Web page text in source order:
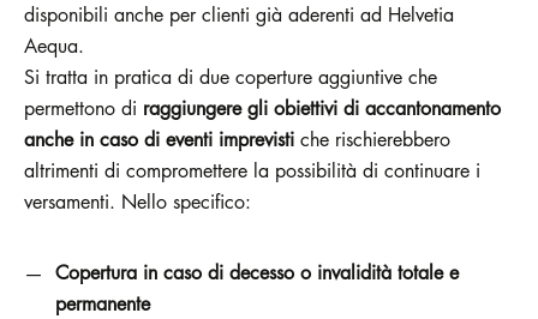
disponibili anche per clienti già aderenti ad Helvetia
Aequa.
Si tratta in pratica di due coperture aggiuntive che
permettono di raggiungere gli obiettivi di accantonamento
anche in caso di eventi imprevisti che rischierebbero
altrimenti di compromettere la possibilità di continuare i
versamenti. Nello specifico:
Copertura in caso di decesso o invalidità totale e
permanente